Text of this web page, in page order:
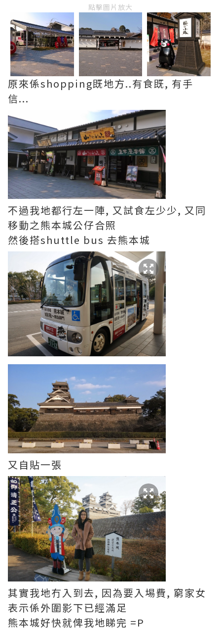
點擊圖片放大
原來係shopping既地方..有食既, 有手
信...
不過我地都行左一陣, 又試食左少少, 又同
移動之熊本城公仔合照
然後搭shuttle bus 去熊本城
又自貼一張
其實我地冇入到去, 因為要入埸費, 窮家女
表示係外圍影下已經滿足
熊本城好快就俾我地睇完 =P